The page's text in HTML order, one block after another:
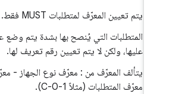
يتم تعيين المعرّف لمتطلبات MUST فقط.
عليها، ولكن لا يتم تعيين رقم تعريف لها.
يتألف المعرّف من : معرّف نوع الجهاز - معرّف
معرّف المتطلبات (مثلاً C-0-1).